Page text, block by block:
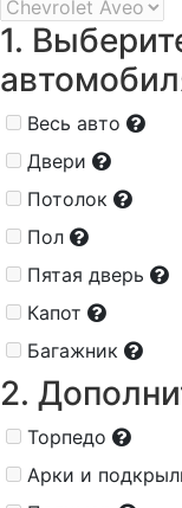
1.
Весь авто
Двери
Потолок
Пол
Пятая дверь
Капот
Багажник
2.
Торпедо
Арки и